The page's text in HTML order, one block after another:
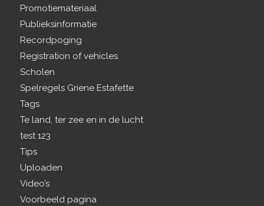
Promotiemateriaal
Publieksinformatie
Recordpoging
Registration of vehicles
Scholen
Spelregels Griene Estafette
Tags
Te land, ter zee en in de lucht
test 123
Tips
Uploaden
Video’s
Voorbeeld pagina